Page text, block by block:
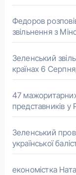
Федоров
звільнення з
Зеленський
країнах 6
47
представників у
Зеленський
української
економістка